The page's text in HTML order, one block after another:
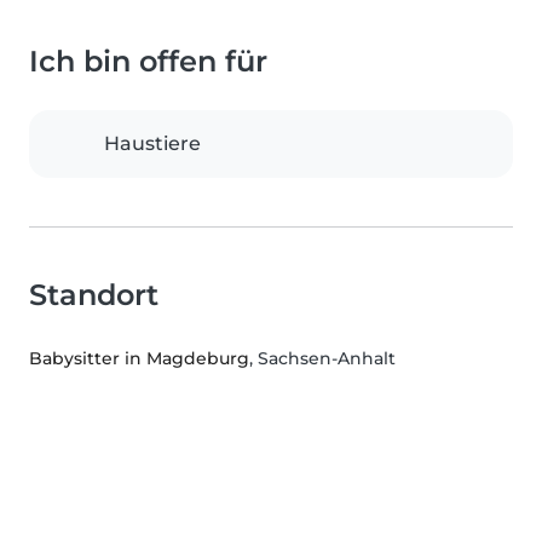
Ich bin offen für
Haustiere
Standort
Babysitter in Magdeburg, Sachsen-Anhalt